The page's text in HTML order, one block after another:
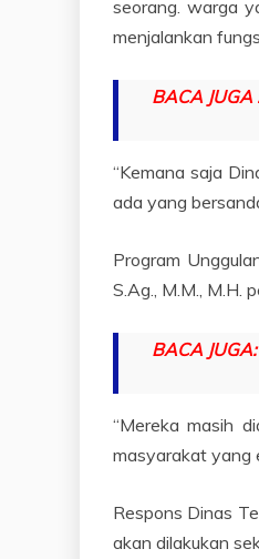
seorang. warga
menjalankan
BACA JUGA
“Kemana saja
ada yang
Program
S.Ag., M.M., M.H.
BACA JUGA:
“Mereka masih
masyarakat yang
Respons Dinas
akan dilakukan